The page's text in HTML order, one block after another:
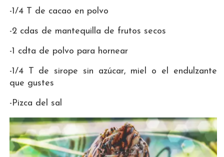
-1/4 T de cacao en polvo
-2 cdas de mantequilla de frutos secos
-1 cdta de polvo para hornear
-1/4 T de sirope sin azúcar, miel o el endulzante
que gustes
-Pizca del sal